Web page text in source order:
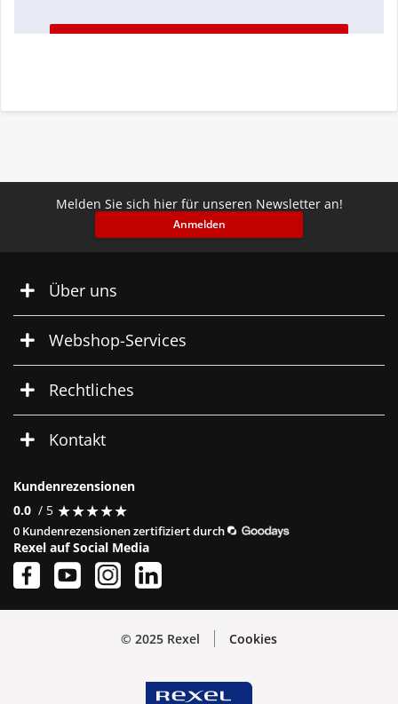
Melden Sie sich hier für unseren Newsletter an!
Anmelden
Über uns
Webshop-Services
Rechtliches
Kontakt
Kundenrezensionen
0.0 / 5 ★★★★★
★★★★★
0 Kundenrezensionen zertifiziert durch
Rexel auf Social Media
© 2025 Rexel Cookies